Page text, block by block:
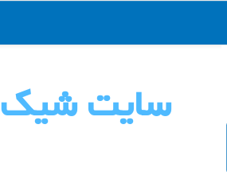
سایت شیك